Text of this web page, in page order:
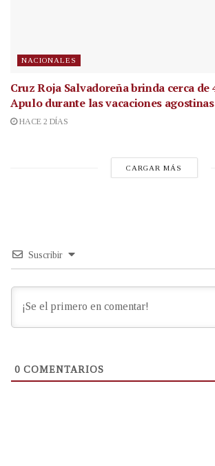
NACIONALES
Cruz Roja Salvadoreña brinda cerca de
Apulo durante las vacaciones agostinas
HACE 2 DÍAS
CARGAR MÁS
Suscribir
0 COMENTARIOS